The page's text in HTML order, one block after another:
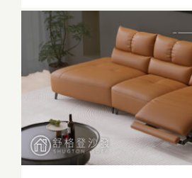
詳情